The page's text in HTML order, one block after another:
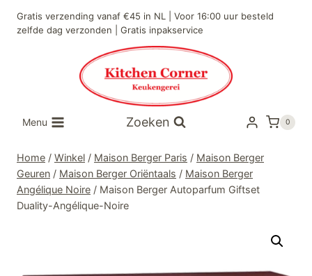
naar
Gratis verzending vanaf €45 in NL | Voor 16:00 uur besteld
zelfde dag verzonden | Gratis inpakservice
Menu Zoeken 0
Home / Winkel / Maison Berger Paris / Maison Berger
Geuren / Maison Berger Oriëntaals / Maison Berger
Angélique Noire / Maison Berger Autoparfum Giftset
Duality-Angélique-Noire